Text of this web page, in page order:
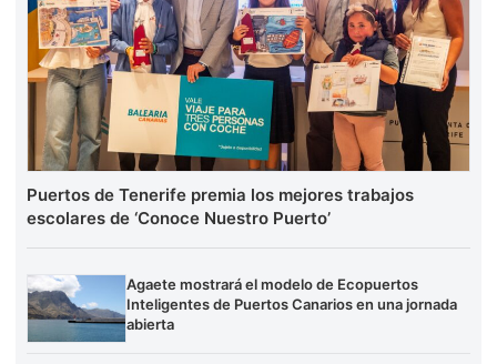
Puertos de Tenerife premia los mejores trabajos
escolares de ‘Conoce Nuestro Puerto’
Agaete mostrará el modelo de Ecopuertos
Inteligentes de Puertos Canarios en una jornada
abierta